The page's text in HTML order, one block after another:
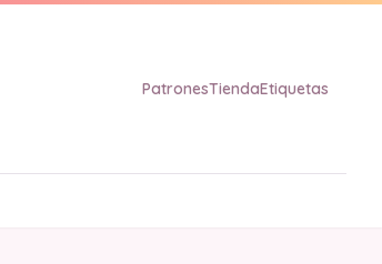
PatronesTiendaEtiquetas